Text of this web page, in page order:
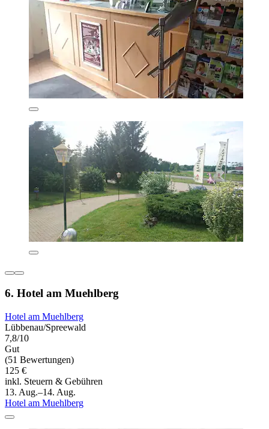
6. Hotel am Muehlberg
Hotel am Muehlberg
Lübbenau/Spreewald
7,8/10
Gut
(51 Bewertungen)
125 €
inkl. Steuern & Gebühren
13. Aug.–14. Aug.
Hotel am Muehlberg